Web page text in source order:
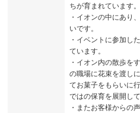
ちが育まれています。
・イオンの中にあり
いです。
・イベントに参加し
ています。
・イオン内の散歩を
の職場に花束を渡し
てお菓子をもらいに
ではの保育を展開して
・またお客様からの